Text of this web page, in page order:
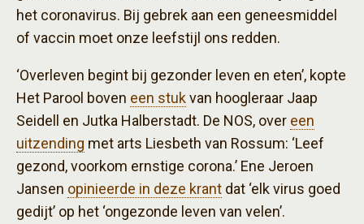
het coronavirus. Bij gebrek aan een geneesmiddel
of vaccin moet onze leefstijl ons redden.
‘Overleven begint bij gezonder leven en eten’, kopte
Het Parool boven een stukvan hoogleraar Jaap
Seidell en Jutka Halberstadt. De NOS, over een
uitzending met arts Liesbeth van Rossum: ‘Leef
gezond, voorkom ernstige corona.’ Ene Jeroen
Jansen opinieerde in deze krant dat ‘elk virus goed
gedijt’ op het ‘ongezonde leven van velen’.